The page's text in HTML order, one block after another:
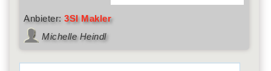
Anbieter:3SI Makler
Michelle Heindl